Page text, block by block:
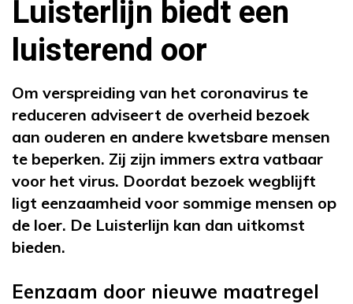
Luisterlijn biedt een
luisterend oor
Om verspreiding van het coronavirus te
reduceren adviseert de overheid bezoek
aan ouderen en andere kwetsbare mensen
te beperken. Zij zijn immers extra vatbaar
voor het virus. Doordat bezoek wegblijft
ligt eenzaamheid voor sommige mensen op
de loer. De Luisterlijn kan dan uitkomst
bieden.
Eenzaam door nieuwe maatregel